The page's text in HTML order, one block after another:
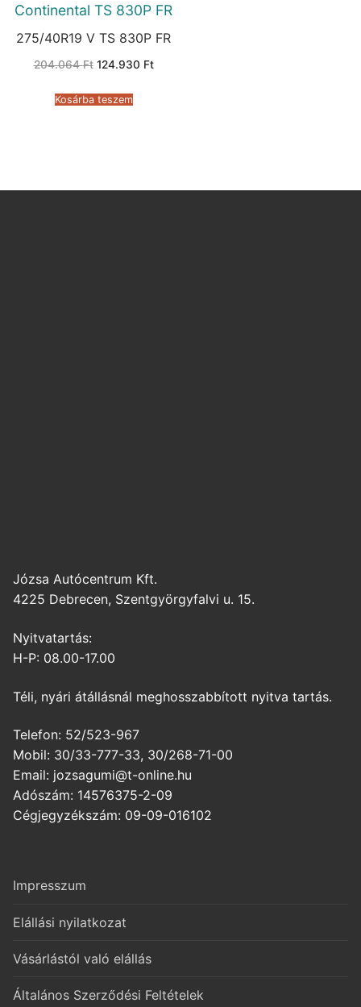
Continental TS 830P FR
275/40R19 V TS 830P FR
204.064Ft Original
204.064 Ft.
124.930 FtCurrent
Kosárba teszem
Józsa Autócentrum Kft.
4225 Debrecen, Szentgyörgyfalvi u. 15.
Nyitvatartás:
H-P: 08.00-17.00
Téli, nyári átállásnál meghosszabbított nyitva tartás.
Telefon: 52/523-967
Mobil: 30/33-777-33, 30/268-71-00
Email: jozsagumi@t-online.hu
Adószám: 14576375-2-09
Cégjegyzékszám: 09-09-016102
Impresszum
Elállási nyilatkozat
Vásárlástól való elállás
Általános Szerződési Feltételek